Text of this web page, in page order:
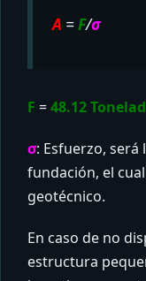
A =F/σ
F =48.12
σ: Esfuerzo, será
fundación, el
geotécnico.
En caso de no
estructura